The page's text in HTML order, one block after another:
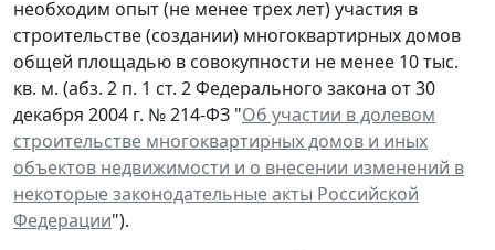
необходим опыт (не менее трех лет) участия в
строительстве (создании) многоквартирных домов
общей площадью в совокупности не менее 10 тыс.
кв. м. (абз. 2 п. 1 ст. 2 Федерального закона от 30
декабря 2004 г. № 214-ФЗ "Об участии в долевом
строительстве многоквартирных домов и иных
объектов недвижимости и о внесении изменений в
некоторые законодательные акты Российской
Федерации").